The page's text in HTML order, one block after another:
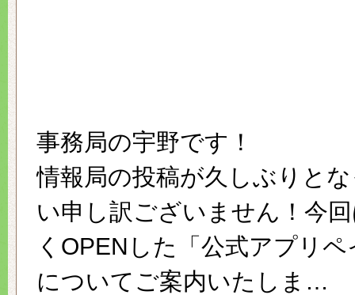
事務局の宇野です！
情報局の投稿が久しぶりと
い申し訳ございません！今
くOPENした「公式アプリ
についてご案内いたしま…